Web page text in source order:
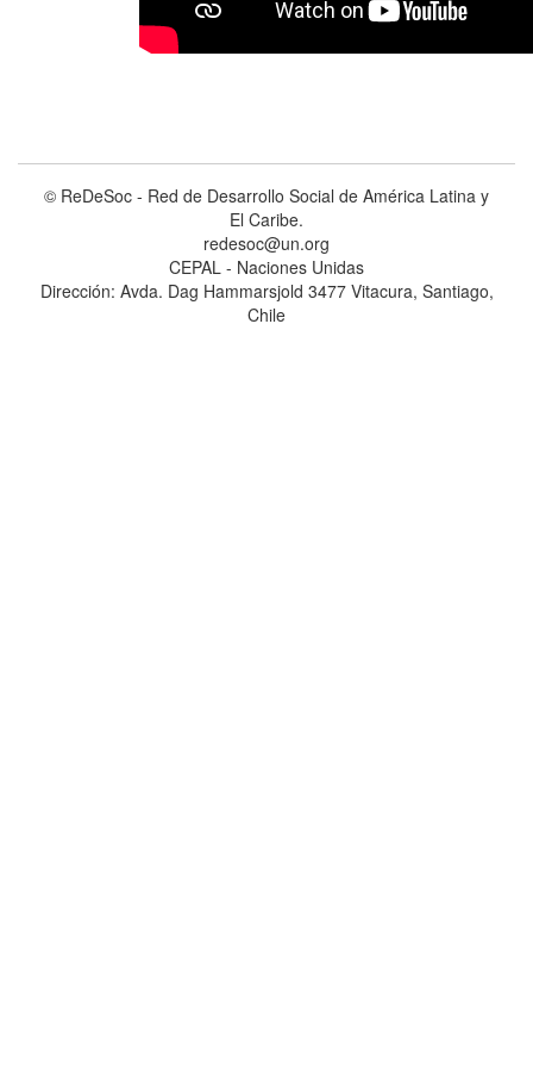
© ReDeSoc - Red de Desarrollo Social de América Latina y
El Caribe.
redesoc@un.org
CEPAL - Naciones Unidas
Dirección: Avda. Dag Hammarsjold 3477 Vitacura, Santiago,
Chile